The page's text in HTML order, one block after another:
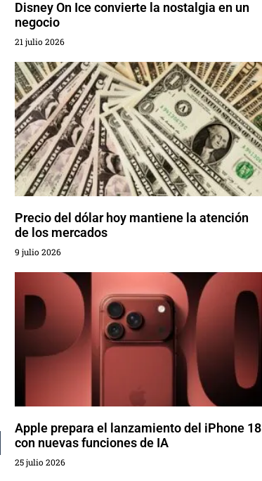
Disney On Ice convierte la nostalgia en un
negocio
21 julio 2026
Precio del dólar hoy mantiene la atención
de los mercados
9 julio 2026
Apple prepara el lanzamiento del iPhone 18
con nuevas funciones de IA
25 julio 2026